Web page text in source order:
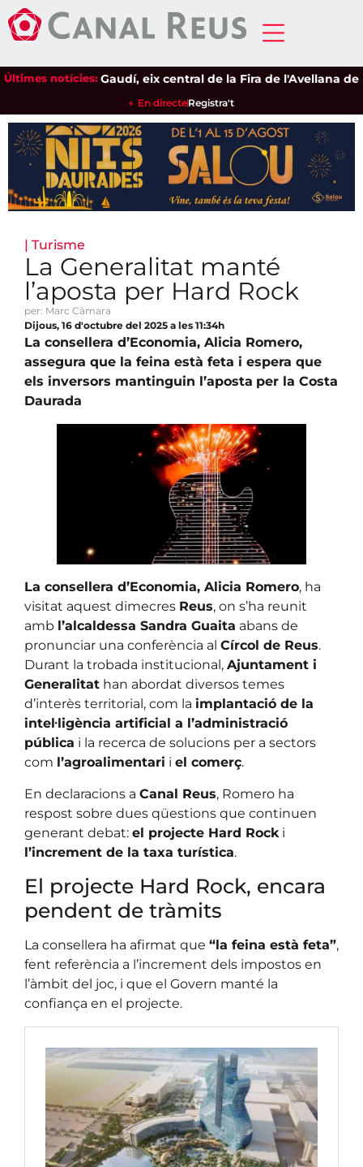
Últimes notícies:
L'univers Gaudí, eix central de la Fira de l'Avellana de
En directeRegistra't
| Turisme
La Generalitat manté
l’aposta per Hard Rock
per: Marc Càmara
Dijous, 16 d'octubre del 2025 a les 11:34h
La consellera d’Economia, Alicia Romero,
assegura que la feina està feta i espera que
els inversors mantinguin l’aposta per la Costa
Daurada
La consellera d’Economia, Alicia Romero, ha
visitat aquest dimecres Reus, on s’ha reunit
amb l’alcaldessa Sandra Guaita abans de
pronunciar una conferència al Círcol de Reus.
Durant la trobada institucional, Ajuntament i
Generalitat han abordat diversos temes
d’interès territorial, com la implantació de la
intel·ligència artificial a l’administració
pública i la recerca de solucions per a sectors
com l’agroalimentari i el comerç.
En declaracions a Canal Reus, Romero ha
respost sobre dues qüestions que continuen
generant debat: el projecte Hard Rocki
l’increment de la taxa turística.
El projecte Hard Rock, encara
pendent de tràmits
La consellera ha afirmat que “la feina està feta”,
fent referència a l’increment dels impostos en
l’àmbit del joc, i que el Govern manté la
confiança en el projecte.